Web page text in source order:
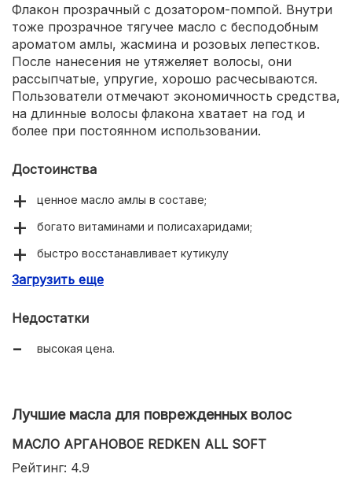
Флакон прозрачный с дозатором-помпой. Внутри
тоже прозрачное тягучее масло с бесподобным
ароматом амлы, жасмина и розовых лепестков.
После нанесения не утяжеляет волосы, они
рассыпчатые, упругие, хорошо расчесываются.
Пользователи отмечают экономичность средства,
на длинные волосы флакона хватает на год и
более при постоянном использовании.
Достоинства
ценное масло амлы в составе;
богато витаминами и полисахаридами;
быстро восстанавливает кутикулу
не жирнит;
Загрузить еще
Недостатки
высокая цена.
Лучшие масла для поврежденных волос
МАСЛО АРГАНОВОЕ REDKEN ALL SOFT
Рейтинг: 4.9